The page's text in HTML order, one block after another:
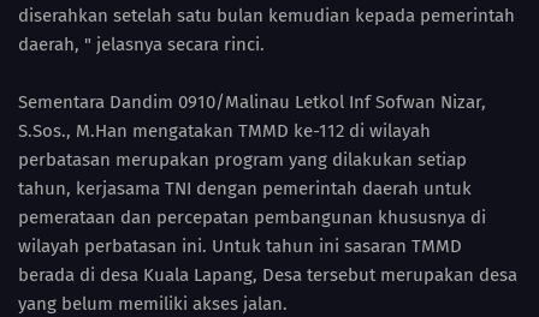
diserahkan setelah satu bulan kemudian kepada pemerintah
daerah, " jelasnya secara rinci.
Sementara Dandim 0910/Malinau Letkol Inf Sofwan Nizar,
S.Sos., M.Han mengatakan TMMD ke-112 di wilayah
perbatasan merupakan program yang dilakukan setiap
tahun, kerjasama TNI dengan pemerintah daerah untuk
pemerataan dan percepatan pembangunan khususnya di
wilayah perbatasan ini. Untuk tahun ini sasaran TMMD
berada di desa Kuala Lapang, Desa tersebut merupakan desa
yang belum memiliki akses jalan.